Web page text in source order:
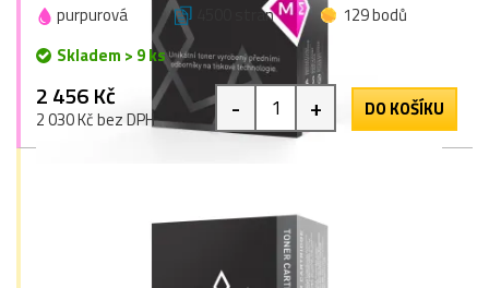
purpurová 4500 stran
129 bodů
Skladem > 9 ks
2 456 Kč
2 030 Kč bez DPH - + DO KOŠÍKU